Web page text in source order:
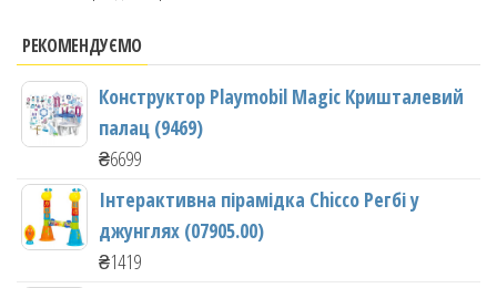
РЕКОМЕНДУЄМО
Конструктор Playmobil Magic Кришталевий
палац (9469)
₴6699
Інтерактивна пірамідка Chicco Регбі у
джунглях (07905.00)
₴1419